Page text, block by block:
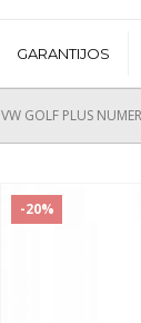
GARANTIJOS
VW GOLF PLUS
-20%